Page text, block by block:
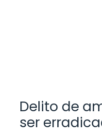
Delito de
ser